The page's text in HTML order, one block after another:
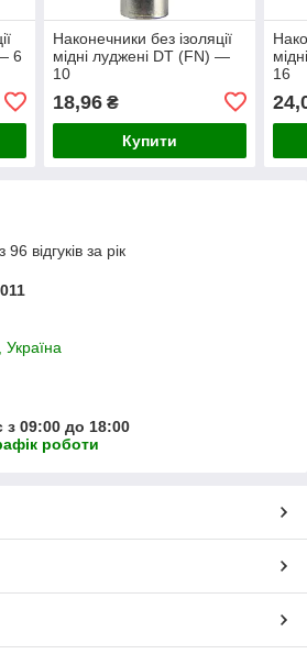
6
Наконечники без ізоляції
мідні луджені DT (FN) —
10
18,96₴
Купити
16
відгуків за рік
Україна
з 09:00 до 18:00
роботи